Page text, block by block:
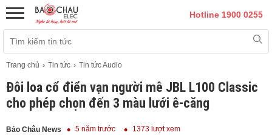
Hotline 1900 0255
Trang chủ Tin tức Tin tức Audio
Đôi loa cổ điển vạn người mê JBL L100 Classic
cho phép chọn đến 3 màu lưới ê-căng
Bảo Châu News 5 năm trước 1373 lượt xem